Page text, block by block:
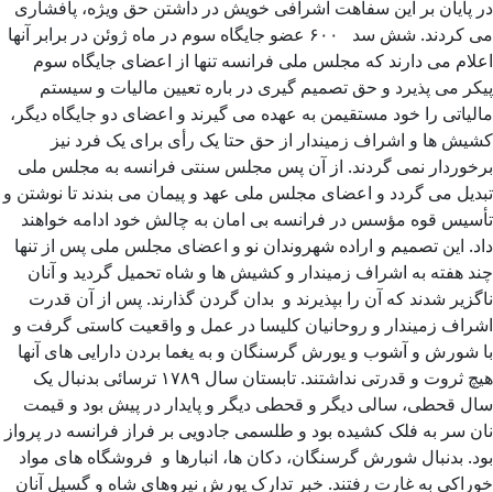
در پایان بر این سفاهت اشرافی خویش در داشتن حق ویژه، پافشاری
می کردند. شش سد ۶۰۰ عضو جایگاه سوم در ماه ژوئن در برابر آنها
اعلام می دارند که مجلس ملی فرانسه تنها از اعضای جایگاه سوم
پیکر می پذیرد و حق تصمیم گیری در باره تعیین مالیات و سیستم
مالیاتی را خود مستقیمن به عهده می گیرند و اعضای دو جایگاه دیگر،
کشیش ها و اشراف زمیندار از حق حتا یک رأی برای یک فرد نیز
برخوردار نمی گردند. از آن پس مجلس سنتی فرانسه به مجلس ملی
تبدیل می گردد و اعضای مجلس ملی عهد و پیمان می بندند تا نوشتن و
تأسیس قوه مؤسس در فرانسه بی امان به چالش خود ادامه خواهند
داد. این تصمیم و اراده شهروندان نو و اعضای مجلس ملی پس از تنها
چند هفته به اشراف زمیندار و کشیش ها و شاه تحمیل گردید و آنان
ناگزیر شدند که آن را بپذیرند و بدان گردن گذارند. پس از آن قدرت
اشراف زمیندار و روحانیان کلیسا در عمل و واقعیت کاستی گرفت و
با شورش و آشوب و یورش گرسنگان و به یغما بردن دارایی های آنها
هیچ ثروت و قدرتی نداشتند. تابستان سال ۱۷۸۹ ترسائی بدنبال یک
سال قحطی، سالی دیگر و قحطی دیگر و پایدار در پیش بود و قیمت
نان سر به فلک کشیده بود و طلسمی جادویی بر فراز فرانسه در پرواز
بود. بدنبال شورش گرسنگان، دکان ها، انبارها و فروشگاه های مواد
خوراکی به غارت رفتند. خبر تدارک یورش نیروهای شاه و گسیل آنان